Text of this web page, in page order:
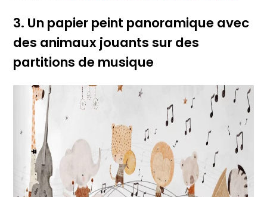
3. Un papier peint panoramique avec
des animaux jouants sur des
partitions de musique